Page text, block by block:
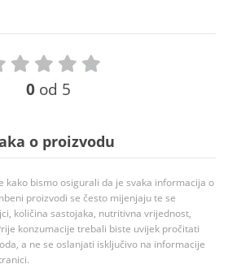
0 od 5
o proizvodu
kako bismo osigurali da je svaka informacija o
proizvodi se često mijenjaju te se
količina sastojaka, nutritivna vrijednost,
konzumacije trebali biste uvijek pročitati
a ne se oslanjati isključivo na informacije